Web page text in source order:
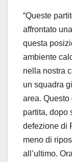
“Queste
affrontato
questa
ambiente
nella nostra
un squadra
area.
partita, dopo
defezione di
meno di
all’ultimo.